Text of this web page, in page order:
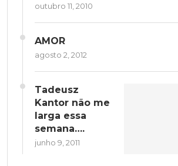
outubro 11, 2010
AMOR
agosto 2, 2012
Tadeusz
Kantor não me
larga essa
semana….
junho 9, 2011